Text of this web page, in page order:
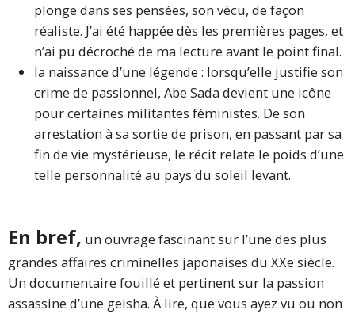
plonge dans ses pensées, son vécu, de façon
réaliste. J’ai été happée dès les premières pages, et
n’ai pu décroché de ma lecture avant le point final.
la naissance d’une légende : lorsqu’elle justifie son
crime de passionnel, Abe Sada devient une icône
pour certaines militantes féministes. De son
arrestation à sa sortie de prison, en passant par sa
fin de vie mystérieuse, le récit relate le poids d’une
telle personnalité au pays du soleil levant.
En bref, un ouvrage fascinant sur l’une des plus
grandes affaires criminelles japonaises du XXe siècle.
Un documentaire fouillé et pertinent sur la passion
assassine d’une geisha. À lire, que vous ayez vu ou non